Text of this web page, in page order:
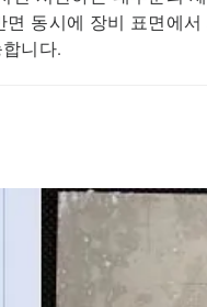
동시에 장비 표면에
니다.